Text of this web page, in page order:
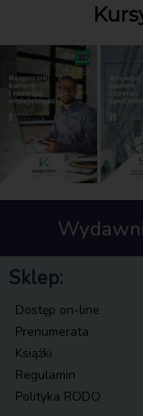
Sklep:
Dostęp on-line
Prenumerata
Książki
Regulamin
Polityka RODO